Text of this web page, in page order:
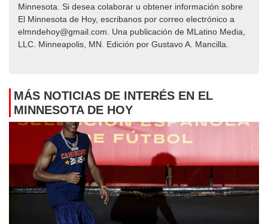
Minnesota. Si desea colaborar u obtener información sobre
El Minnesota de Hoy, escribanos por correo electrónico a
elmndehoy@gmail.com. Una publicación de MLatino Media,
LLC. Minneapolis, MN. Edición por Gustavo A. Mancilla.
MÁS NOTICIAS DE INTERÉS EN EL
MINNESOTA DE HOY